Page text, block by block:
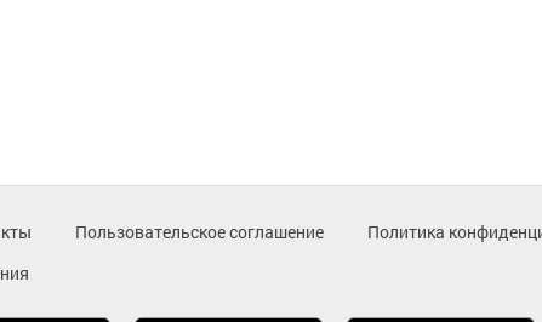
Пользовательское соглашение
Политика